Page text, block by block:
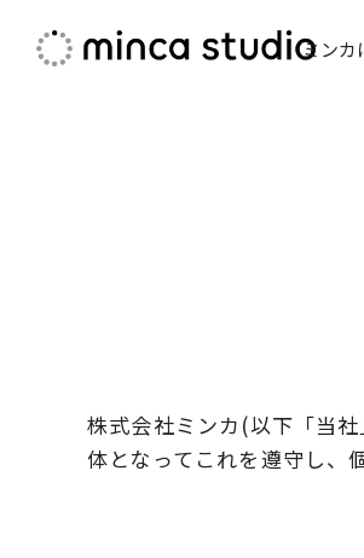
コ
ン
ミンカ
株式会社ミンカ(以下「当
体となってこれを遵守し、